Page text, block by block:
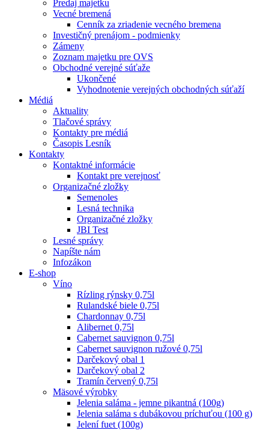
Predaj majetku
Vecné bremená
Cenník za zriadenie vecného bremena
Investičný prenájom - podmienky
Zámeny
Zoznam majetku pre OVS
Obchodné verejné súťaže
Ukončené
Vyhodnotenie verejných obchodných súťaží
Médiá
Aktuality
Tlačové správy
Kontakty pre médiá
Časopis Lesník
Kontakty
Kontaktné informácie
Kontakt pre verejnosť
Organizačné zložky
Semenoles
Lesná technika
Organizačné zložky
JBI Test
Lesné správy
Napíšte nám
Infozákon
E-shop
Víno
Rízling rýnsky 0,75l
Rulandské biele 0,75l
Chardonnay 0,75l
Alibernet 0,75l
Cabernet sauvignon 0,75l
Cabernet sauvignon ružové 0,75l
Darčekový obal 1
Darčekový obal 2
Tramín červený 0,75l
Mäsové výrobky
Jelenia saláma - jemne pikantná (100g)
Jelenia saláma s dubákovou príchuťou (100 g)
Jelení fuet (100g)